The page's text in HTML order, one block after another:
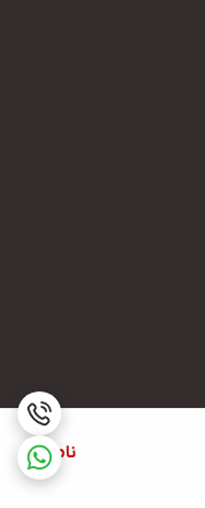
ناموجود